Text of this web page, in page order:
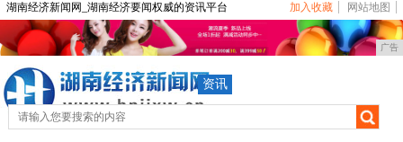
湖南经济新闻网_湖南经济要闻权威的资讯平台 加入收藏 网站地图
广告
资讯